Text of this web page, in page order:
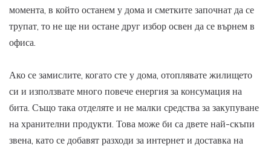
момента, в който останем у дома и сметките започнат да се
трупат, то не ще ни остане друг избор освен да се върнем в
офиса.
Ако се замислите, когато сте у дома, отоплявате жилището
си и използвате много повече енергия за консумация на
бита. Също така отделяте и не малки средства за закупуване
на хранителни продукти. Това може би са двете най-скъпи
звена, като се добавят разходи за интернет и доставка на